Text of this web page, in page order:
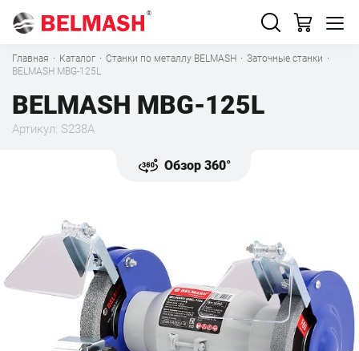
Главная · Каталог · Станки по металлу BELMASH · Заточные станки ·
BELMASH MBG-125L
BELMASH MBG-125L
Артикул: S238A
Обзор 360°